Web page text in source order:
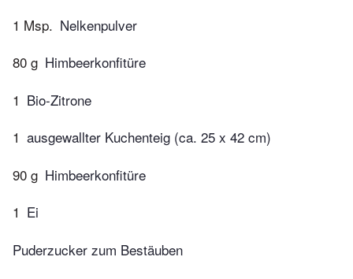
1 Msp. Nelkenpulver
80 g Himbeerkonfitüre
1 Bio-Zitrone
1 ausgewallter Kuchenteig (ca. 25 x 42 cm)
90 g Himbeerkonfitüre
1 Ei
Puderzucker zum Bestäuben